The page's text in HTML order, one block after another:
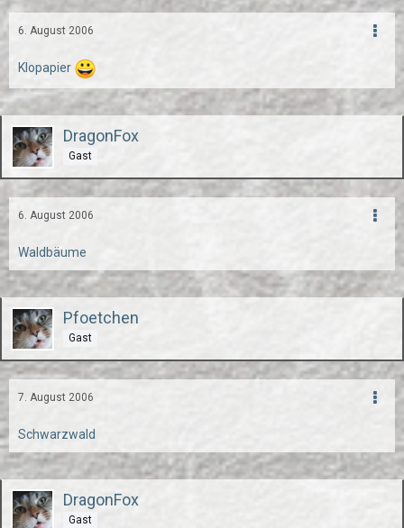
6. August 2006
Klopapier
DragonFox
Gast
6. August 2006
Waldbäume
Pfoetchen
Gast
7. August 2006
Schwarzwald
DragonFox
Gast